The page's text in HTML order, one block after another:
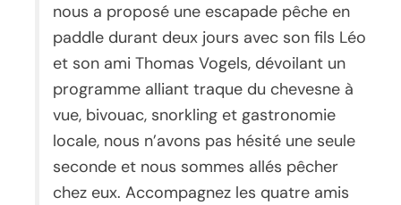
nous a proposé une escapade pêche en
paddle durant deux jours avec son fils Léo
et son ami Thomas Vogels, dévoilant un
programme alliant traque du chevesne à
vue, bivouac, snorkling et gastronomie
locale, nous n’avons pas hésité une seule
seconde et nous sommes allés pêcher
chez eux. Accompagnez les quatre amis